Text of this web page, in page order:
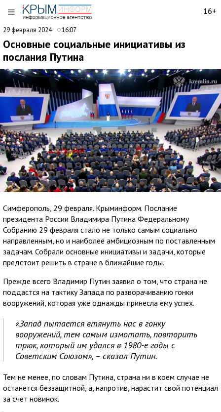
16+
29 февраля 2024 16:07
Основные социальные инициативы из
послания Путина
Симферополь, 29 февраля. Крыминформ. Послание
президента России Владимира Путина Федеральному
Собранию 29 февраля стало не только самым социально
направленным, но и наиболее амбициозным по поставленным
задачам. Собрали основные инициативы и задачи, которые
предстоит решить в стране в ближайшие годы.
Прежде всего Владимир Путин заявил о том, что страна не
поддастся на тактику Запада по разворачиванию гонки
вооружений, которая уже однажды принесла ему успех.
«Запад пытается втянуть нас в гонку
вооружений, тем самым измотать, повторить
трюк, который им удался в 1980-е годы с
Советским Союзом», – сказал Путин.
Тем не менее, по словам Путина, страна ни в коем случае не
останется беззащитной, а, напротив, нарастит свой потенциал
за счет новинок.